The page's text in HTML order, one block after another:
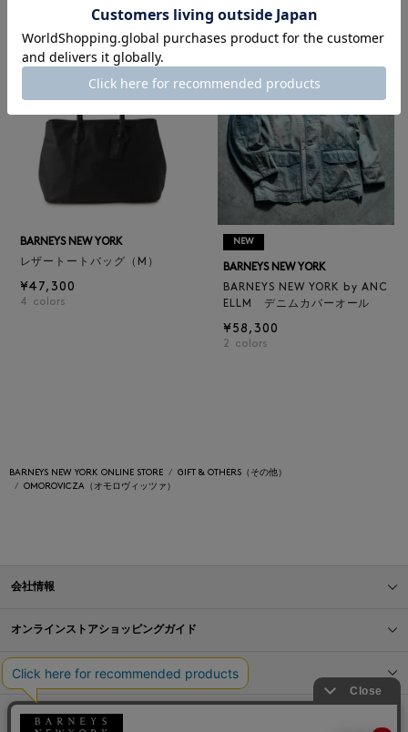
¥6,600
BARNEYS NEW YORK
レザートートバッグ（M）
¥47,300
4 colors
NEW
BARNEYS NEW YORK
BARNEYS NEW YORK by ANC
ELLM デニムカバーオール
¥58,300
2 colors
BARNEYS NEW YORK ONLINE STORE
GIFT & OTHERS（その他）
OMOROVICZA（オモロヴィッツァ）
会社情報
オンラインストアショッピングガイド
店舗情報
サービス